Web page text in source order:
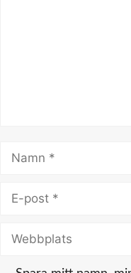
Namn
Webbplats